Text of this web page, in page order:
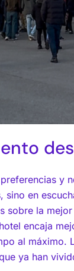
y
sino en
sobre la
encaja
al máximo.
ya han